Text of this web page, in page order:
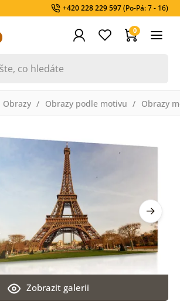
+420 228 229 597(Po-Pá: 7 - 16)
0
Obrazy Obrazy podle motivu Obrazy
Zobrazit galerii